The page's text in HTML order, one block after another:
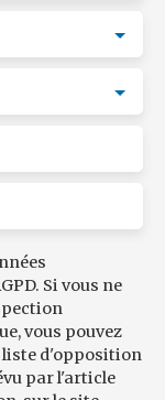
sont
fr
Si vous ne
vous pouvez
d'opposition
par l'article